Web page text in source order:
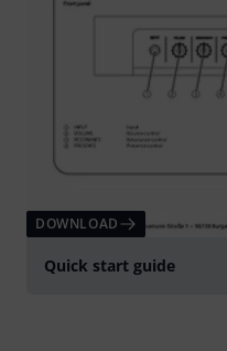
DOWNLOAD
Quick start guide